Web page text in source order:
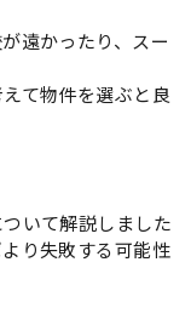
遠かったり、スー
て物件を選ぶと良
いて解説しました
り失敗する可能性